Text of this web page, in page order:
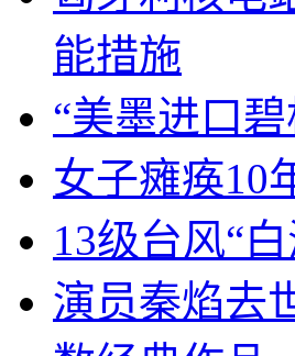
能措施
“美墨进口
女子瘫痪10
13级台风“
演员秦焰去